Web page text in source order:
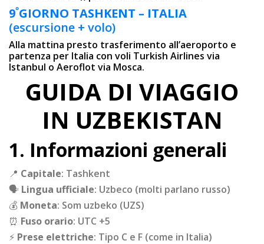
9ºGIORNO TASHKENT – ITALIA
(escursione + volo)
Alla mattina presto trasferimento all’aeroporto e
partenza per Italia con voli Turkish Airlines via
Istanbul o Aeroflot via Mosca.
GUIDA DI VIAGGIO
IN UZBEKISTAN
1. Informazioni generali
📍 Capitale: Tashkent
🗣 Lingua ufficiale: Uzbeco (molti parlano russo)
💰 Moneta: Som uzbeko (UZS)
⏰ Fuso orario: UTC +5
⚡ Prese elettriche: Tipo C e F (come in Italia)